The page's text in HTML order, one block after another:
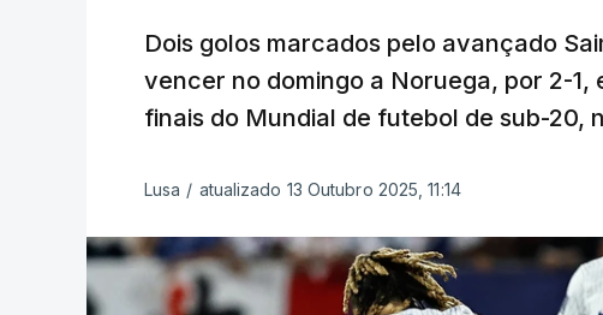
Dois golos marcados pelo avançado
vencer no domingo a Noruega, por 2-1,
finais do Mundial de futebol de sub-20,
Lusa / atualizado 13 Outubro 2025, 11:14